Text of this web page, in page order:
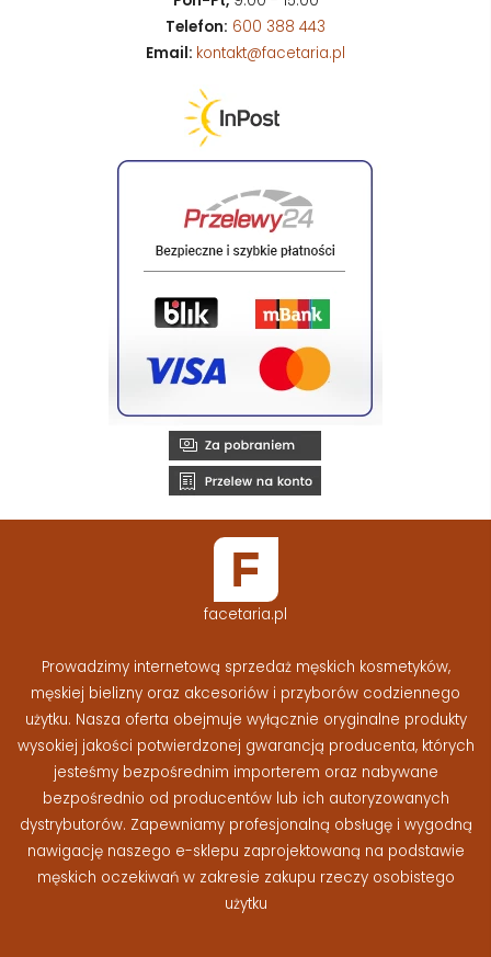
Telefon: 600 388 443
Email: kontakt@facetaria.pl
facetaria.pl
Prowadzimy internetową sprzedaż męskich kosmetyków,
męskiej bielizny oraz akcesoriów i przyborów codziennego
użytku. Nasza oferta obejmuje wyłącznie oryginalne produkty
wysokiej jakości potwierdzonej gwarancją producenta, których
jesteśmy bezpośrednim importerem oraz nabywane
bezpośrednio od producentów lub ich autoryzowanych
dystrybutorów. Zapewniamy profesjonalną obsługę i wygodną
nawigację naszego e-sklepu zaprojektowaną na podstawie
męskich oczekiwań w zakresie zakupu rzeczy osobistego
użytku